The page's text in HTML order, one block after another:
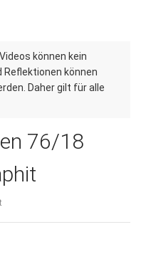
können kein
Reflektionen können
Daher gilt für alle
76/18